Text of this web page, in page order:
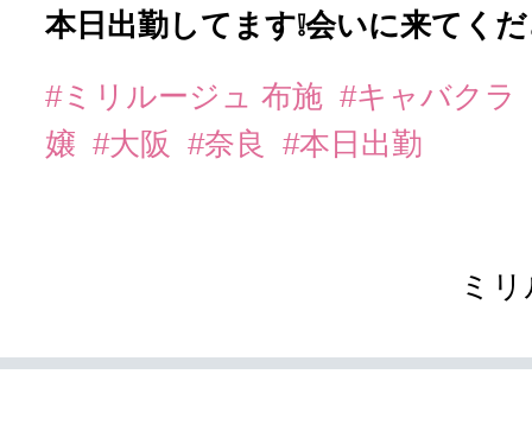
本日出勤してます❕会いに来てく
#ミリルージュ 布施 #キャバクラ
嬢 #大阪 #奈良 #本日出勤
ミ